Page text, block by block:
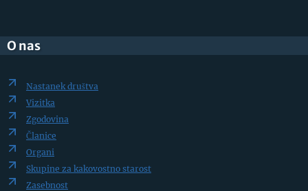
O nas
Nastanek društva
Vizitka
Zgodovina
Članice
Organi
Skupine za kakovostno starost
Zasebnost